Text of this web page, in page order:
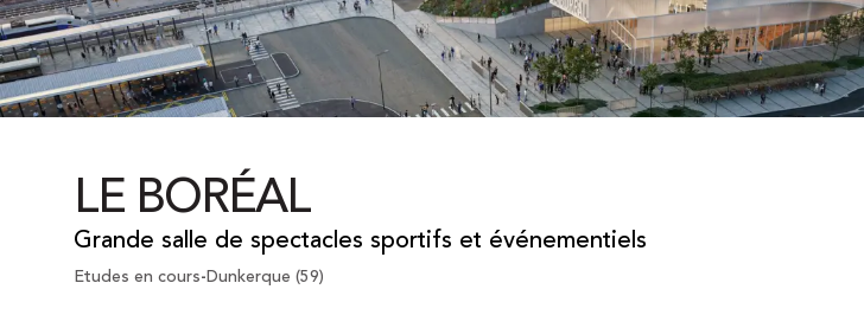
LE BORÉAL
Grande salle de spectacles sportifs et événementiels
Etudes en cours- Dunkerque (59)